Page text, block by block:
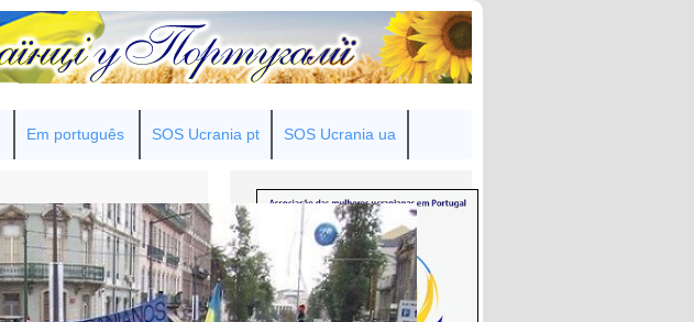
Em português SOS Ucrania pt SOS Ucrania ua